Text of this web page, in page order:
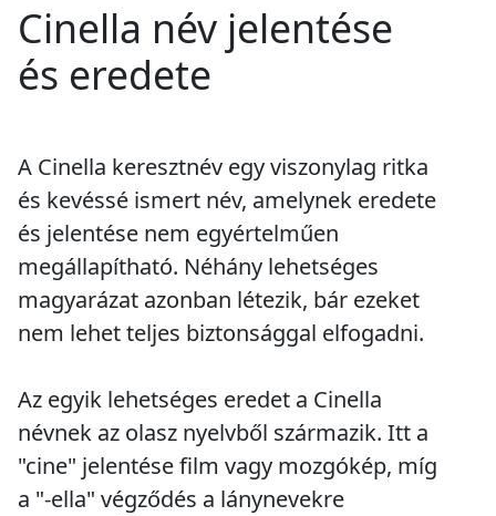
Cinella név jelentése
és eredete
A Cinella keresztnév egy viszonylag ritka
és kevéssé ismert név, amelynek eredete
és jelentése nem egyértelműen
megállapítható. Néhány lehetséges
magyarázat azonban létezik, bár ezeket
nem lehet teljes biztonsággal elfogadni.
Az egyik lehetséges eredet a Cinella
névnek az olasz nyelvből származik. Itt a
"cine" jelentése film vagy mozgókép, míg
a "-ella" végződés a lánynevekre